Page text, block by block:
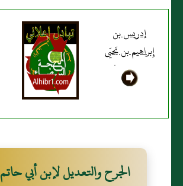
إدريس بن
إِبراهيم بن يَحيَى
بن زيد بن ثابت
الجرح والتعديل لإبن أبي حاتم